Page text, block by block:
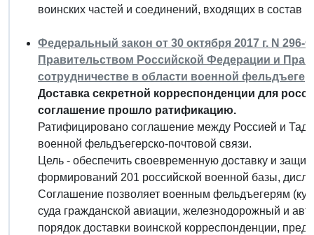
воинских частей и соединений, входящих в состав
Федеральный закон от 30 октября 2017 г. N
Правительством Российской Федерации и
сотрудничестве в области военной
Доставка секретной корреспонденции для
соглашение прошло ратификацию.
Ратифицировано соглашение между Россией и
военной фельдъегерско-почтовой связи.
Цель - обеспечить своевременную доставку и
формирований 201 российской военной базы,
Соглашение позволяет военным фельдъегерям
суда гражданской авиации, железнодорожный и
порядок доставки воинской корреспонденции,